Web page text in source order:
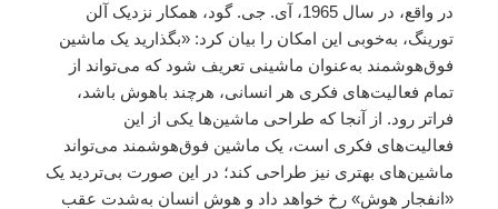
در واقع، در سال 1965، آی. جی. گود، همکار نزدیک آلن
تورینگ، به‌خوبی این امکان را بیان کرد: «بگذارید یک ماشین
فوق‌هوشمند به‌عنوان ماشینی تعریف شود که می‌تواند از
تمام فعالیت‌های فکری هر انسانی، هرچند باهوش باشد،
فراتر رود. از آنجا که طراحی ماشین‌ها یکی از این
فعالیت‌های فکری است، یک ماشین فوق‌هوشمند می‌تواند
ماشین‌های بهتری نیز طراحی کند؛ در این صورت بی‌تردید یک
«انفجار هوش» رخ خواهد داد و هوش انسان به‌شدت عقب